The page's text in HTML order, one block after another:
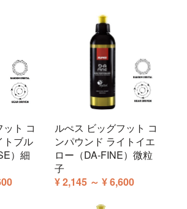
ト コ
トブル
）細
ルぺス ビッグフット コ
ンパウンド ライトイエ
ロー（DA-FINE）微粒
子
¥ 2,145 ～ ¥ 6,600